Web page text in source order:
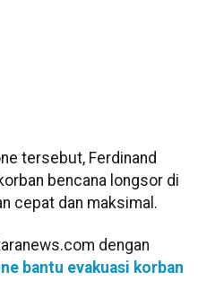
tersebut, Ferdinand
bencana longsor di
cepat dan maksimal.
dengan
bantu evakuasi korban